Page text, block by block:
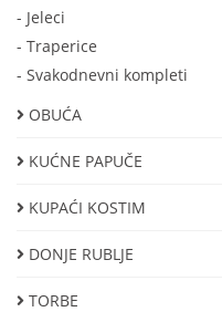
- Jeleci
- Тraperice
- Svakodnevni kompleti
OBUĆA
KUĆNE PAPUČE
KUPAĆI KOSTIM
DONJE RUBLJE
TORBE